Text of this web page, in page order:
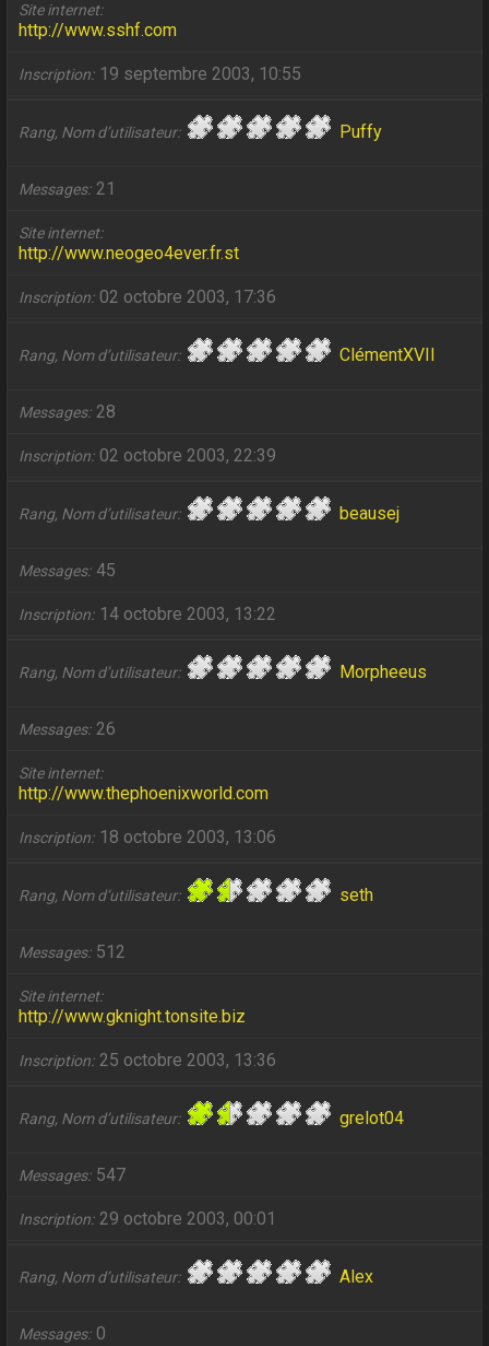
Site internet
http://www.sshf.com
Inscription 19 septembre 2003, 10:55
Rang, Nom d’utilisateur Puffy
Messages 21
Site internet
http://www.neogeo4ever.fr.st
Inscription 02 octobre 2003, 17:36
Rang, Nom d’utilisateur ClémentXVII
Messages 28
Inscription 02 octobre 2003, 22:39
Rang, Nom d’utilisateur beausej
Messages 45
Inscription 14 octobre 2003, 13:22
Rang, Nom d’utilisateur Morpheeus
Messages 26
Site internet
http://www.thephoenixworld.com
Inscription 18 octobre 2003, 13:06
Rang, Nom d’utilisateur seth
Messages 512
Site internet
http://www.gknight.tonsite.biz
Inscription 25 octobre 2003, 13:36
Rang, Nom d’utilisateur grelot04
Messages 547
Inscription 29 octobre 2003, 00:01
Rang, Nom d’utilisateur Alex
Messages 0